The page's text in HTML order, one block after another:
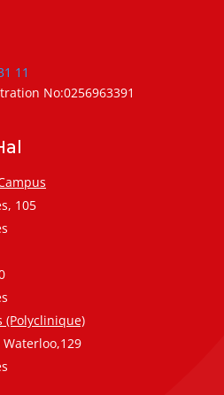
11
No:0256963391
105
(Polyclinique)